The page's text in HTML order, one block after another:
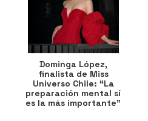
Dominga López,
finalista de Miss
Universo Chile: “La
preparación mental sí
es la más importante”